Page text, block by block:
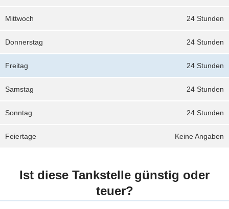
24 Stunden
Mittwoch
24 Stunden
Donnerstag
24 Stunden
Freitag
24 Stunden
Samstag
24 Stunden
Sonntag
Keine Angaben
Feiertage
Ist diese Tankstelle günstig oder
teuer?